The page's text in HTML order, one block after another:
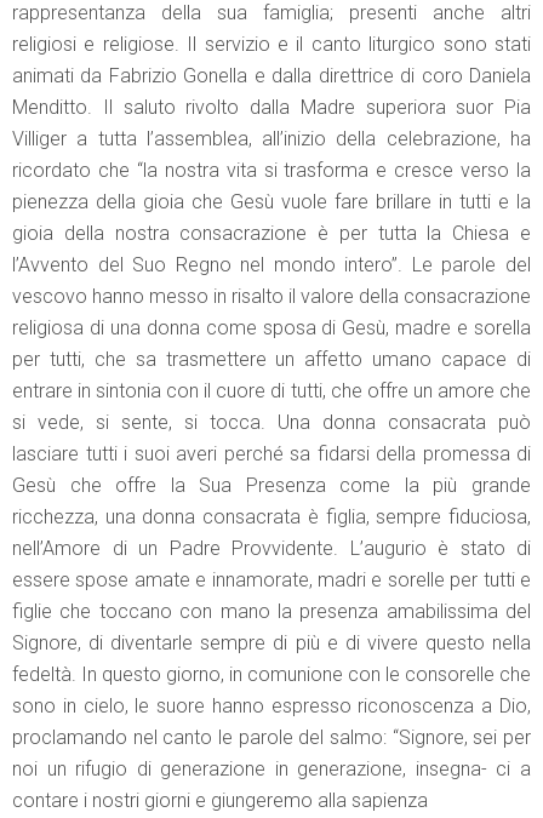
rappresentanza della sua famiglia; presenti anche altri
religiosi e religiose. Il servizio e il canto liturgico sono stati
animati da Fabrizio Gonella e dalla direttrice di coro Daniela
Menditto. Il saluto rivolto dalla Madre superiora suor Pia
Villiger a tutta l’assemblea, all’inizio della celebrazione, ha
ricordato che “la nostra vita si trasforma e cresce verso la
pienezza della gioia che Gesù vuole fare brillare in tutti e la
gioia della nostra consacrazione è per tutta la Chiesa e
l’Avvento del Suo Regno nel mondo intero”. Le parole del
vescovo hanno messo in risalto il valore della consacrazione
religiosa di una donna come sposa di Gesù, madre e sorella
per tutti, che sa trasmettere un affetto umano capace di
entrare in sintonia con il cuore di tutti, che offre un amore che
si vede, si sente, si tocca. Una donna consacrata può
lasciare tutti i suoi averi perché sa fidarsi della promessa di
Gesù che offre la Sua Presenza come la più grande
ricchezza, una donna consacrata è figlia, sempre fiduciosa,
nell’Amore di un Padre Provvidente. L’augurio è stato di
essere spose amate e innamorate, madri e sorelle per tutti e
figlie che toccano con mano la presenza amabilissima del
Signore, di diventarle sempre di più e di vivere questo nella
fedeltà. In questo giorno, in comunione con le consorelle che
sono in cielo, le suore hanno espresso riconoscenza a Dio,
proclamando nel canto le parole del salmo: “Signore, sei per
noi un rifugio di generazione in generazione, insegna- ci a
contare i nostri giorni e giungeremo alla sapienza